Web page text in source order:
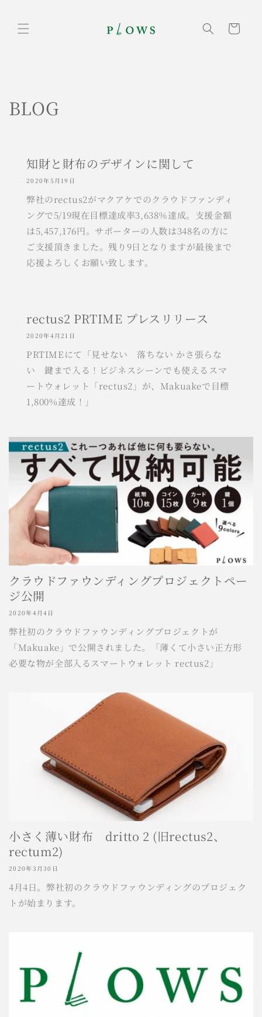
進む
ー
BLOG
知財と財布のデザインに関して
2020年5月19日
弊社のrectus2がマクアケでのクラウドファンディ
ングで5/19現在目標達成率3,638％達成。支援金額
は5,457,176円。サポーターの人数は348名の方に
ご支援頂きました。残り9日となりますが最後まで
応援よろしくお願い致します。
rectus2 PRTIME プレスリリース
2020年4月21日
PRTIMEにて「見せない 落ちない かさ張らな
い 鍵まで入る！ビジネスシーンでも使えるスマ
ートウォレット「rectus2」が、Makuakeで目標
1,800%達成！」
クラウドファウンディングプロジェクトペー
ジ公開
2020年4月4日
弊社初のクラウドファウンディングプロジェクトが
「Makuake」で公開されました。「薄くて小さい正方形
必要な物が全部入るスマートウォレット rectus2」
小さく薄い財布 dritto 2 (旧rectus2、
rectum2)
2020年3月30日
4月4日。弊社初のクラウドファウンディングのプロジェク
トが始まります。